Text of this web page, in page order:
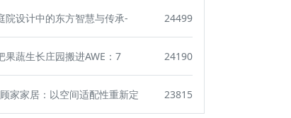
院设计中的东方智慧与传承- 24499
果蔬生长庄园搬进AWE：7 24190
顾家家居：以空间适配性重新定 23815